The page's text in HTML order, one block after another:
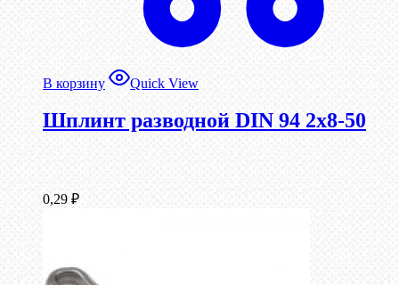
В корзину Quick View
Шплинт разводной DIN 94 2х8-50
0,29 ₽